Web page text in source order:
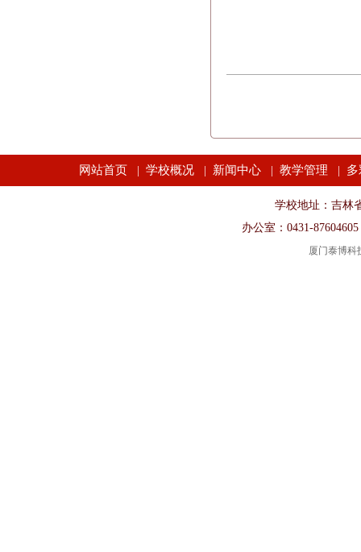
网站首页 学校概况 新闻中心 教学管理
学校地址：吉林
办公室：0431-
厦门泰博科